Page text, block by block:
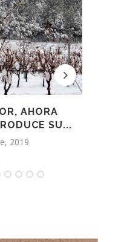
AHORA
SU...
2019